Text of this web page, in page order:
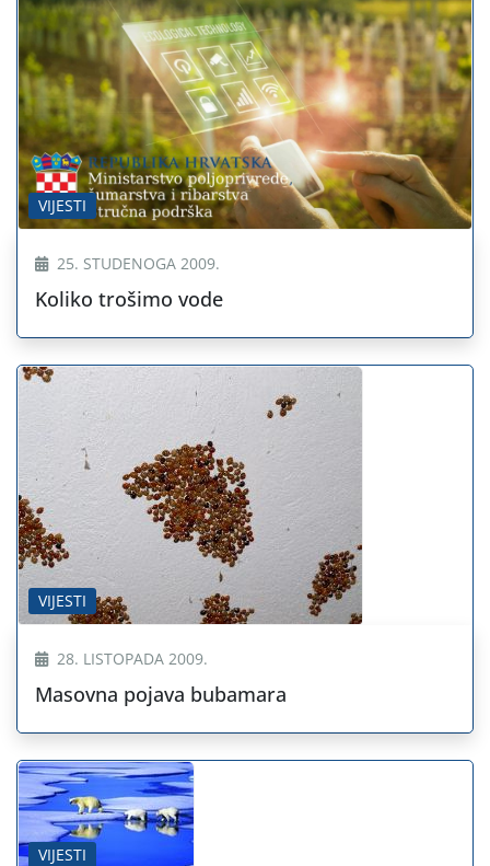
VIJESTI
25. STUDENOGA 2009.
Koliko trošimo vode
VIJESTI
28. LISTOPADA 2009.
Masovna pojava bubamara
VIJESTI